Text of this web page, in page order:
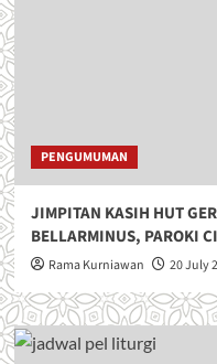
PENGUMUMAN
JIMPITAN KASIH HUT
BELLARMINUS, PAROKI
Rama Kurniawan 20 July